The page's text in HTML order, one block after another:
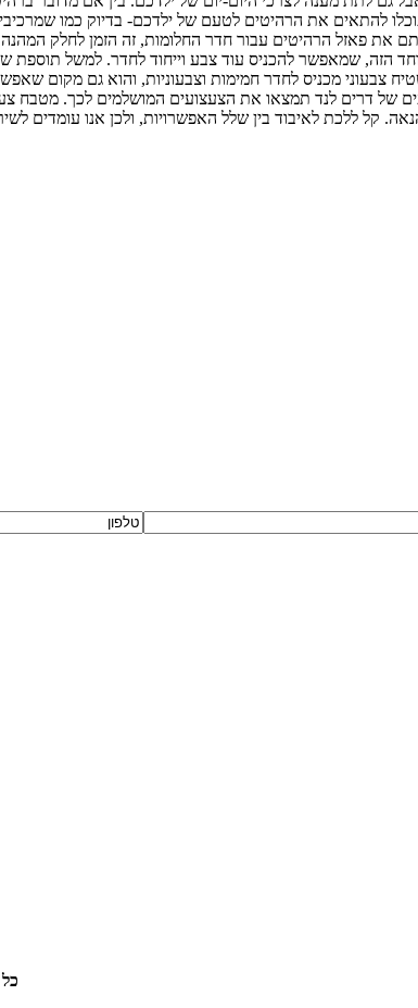
להתאים את הרהיטים לטעם של ילדכם- בדיוק כמו
את פאזל הרהיטים עבור חדר החלומות, זה הזמן לחלק
שמאפשר להכניס עוד צבע וייחוד לחדר. למשל תוספת של
שטיח צבעוני מכניס לחדר חמימות וצבעוניות, והוא גם
של דרים לנד תמצאו את הצעצועים המושלמים לכך. מטבח
קל ללכת לאיבוד בין שלל האפשרויות, ולכן אנו
© כל